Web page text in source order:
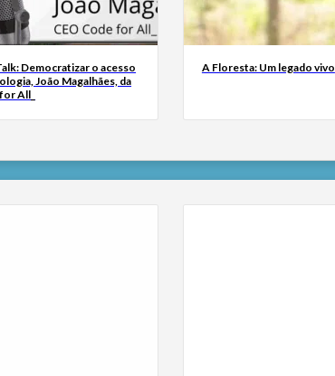
Democratizar o acesso
João Magalhães, da
All_
A Floresta: Um legado vivo